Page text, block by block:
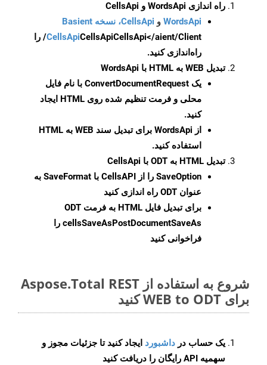
راه اندازی WordsApi و CellsApi
WordsApi و CellsApi، نسخه Basient
CellsApiCellsApi
CellsApi</aient/Client/ را
راه‌اندازی کنید.
تبدیل WEB به HTML با WordsApi
یک ConvertDocumentRequest با نام فایل
محلی و فرمت تنظیم شده روی HTML ایجاد
کنید.
از WordsApi برای تبدیل سند WEB به HTML
استفاده کنید.
تبدیل HTML به ODT با CellsApi
SaveOption
را از CellsAPI با SaveFormat به
عنوان ODT راه اندازی کنید
برای تبدیل فایل HTML به فرمت
ODT
cellsSaveAsPostDocumentSaveAs را
فراخوانی کنید
شروع به استفاده از Aspose.Total REST
برای WEB to ODT کنید
یک حساب در داشبورد ایجاد کنید تا جزئیات مجوز و
سهمیه API رایگان را دریافت کنید